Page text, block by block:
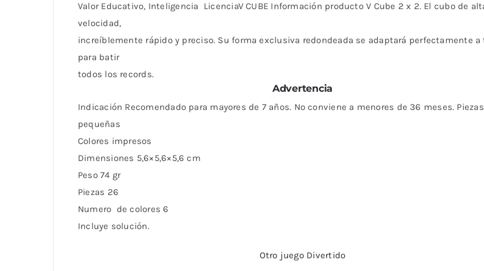
Valor Educativo, Inteligencia LicenciaV CUBE Información producto V Cube 2 x 2. El cubo de
velocidad,
increíblemente rápido y preciso. Su forma exclusiva redondeada se adaptará perfectamente
para batir
todos los records.
Advertencia
Indicación Recomendado para mayores de 7 años. No conviene a menores de 36 meses. Piezas
pequeñas
Colores impresos
Dimensiones 5,6×5,6×5,6 cm
Peso 74 gr
Piezas 26
Numero de colores 6
Incluye solución.
Otro juego Divertido